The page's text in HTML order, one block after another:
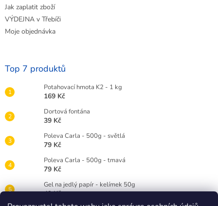
Jak zaplatit zboží
VÝDEJNA v Třebíči
Moje objednávka
Top 7 produktů
Potahovací hmota K2 - 1 kg
169 Kč
Dortová fontána
39 Kč
Poleva Carla - 500g - světlá
79 Kč
Poleva Carla - 500g - tmavá
79 Kč
Gel na jedlý papír - kelímek 50g
49 Kč